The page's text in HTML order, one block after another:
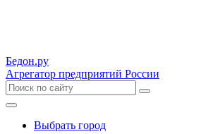
Бедон.ру
Агрегатор предприятий России
Выбрать город